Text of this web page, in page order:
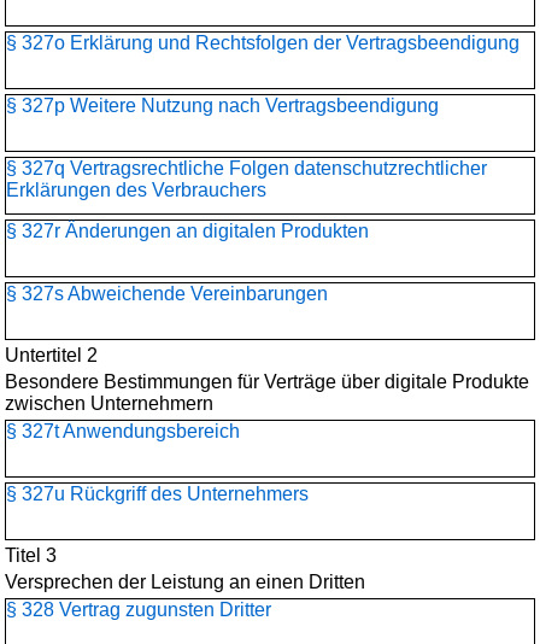
§ 327o Erklärung und Rechtsfolgen der Vertragsbeendigung
§ 327p Weitere Nutzung nach Vertragsbeendigung
§ 327q Vertragsrechtliche Folgen datenschutzrechtlicher
Erklärungen des Verbrauchers
§ 327r Änderungen an digitalen Produkten
§ 327s Abweichende Vereinbarungen
Untertitel 2
Besondere Bestimmungen für Verträge über digitale Produkte
zwischen Unternehmern
§ 327t Anwendungsbereich
§ 327u Rückgriff des Unternehmers
Titel 3
Versprechen der Leistung an einen Dritten
§ 328 Vertrag zugunsten Dritter